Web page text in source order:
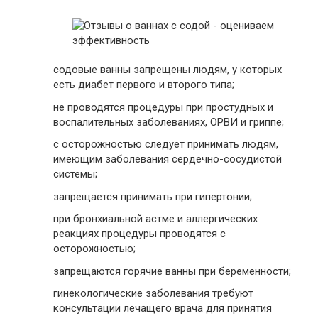
содовые ванны запрещены людям, у которых
есть диабет первого и второго типа;
не проводятся процедуры при простудных и
воспалительных заболеваниях, ОРВИ и гриппе;
с осторожностью следует принимать людям,
имеющим заболевания сердечно-сосудистой
системы;
запрещается принимать при гипертонии;
при бронхиальной астме и аллергических
реакциях процедуры проводятся с
осторожностью;
запрещаются горячие ванны при беременности;
гинекологические заболевания требуют
консультации лечащего врача для принятия